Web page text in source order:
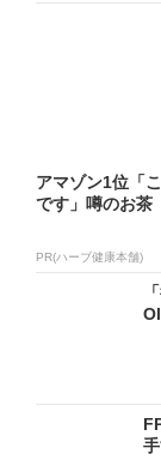
アマゾン1位「
です」噂のお茶
PR(ハーブ健康本舗)